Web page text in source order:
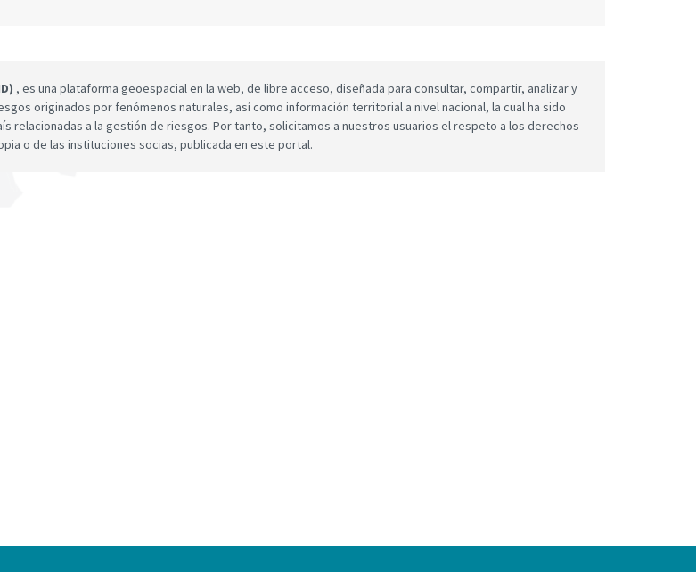
, es una plataforma geoespacial en la web, de libre acceso, diseñada para consultar, compartir, analizar y
originados por fenómenos naturales, así como información territorial a nivel nacional, la cual ha sido
relacionadas a la gestión de riesgos. Por tanto, solicitamos a nuestros usuarios el respeto a los derechos
o de las instituciones socias, publicada en este portal.